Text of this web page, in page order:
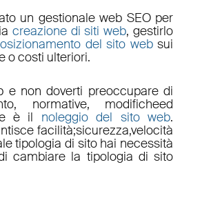
un gestionale web SEOper
creazione di siti web, gestirlo
del sito websui
o costi ulteriori.
e non doverti preoccupare di
, normative, modificheed
è il noleggio del sito web.
facilità;sicurezza,velocità
tipologia di sito hai necessità
cambiare la tipologia di sito